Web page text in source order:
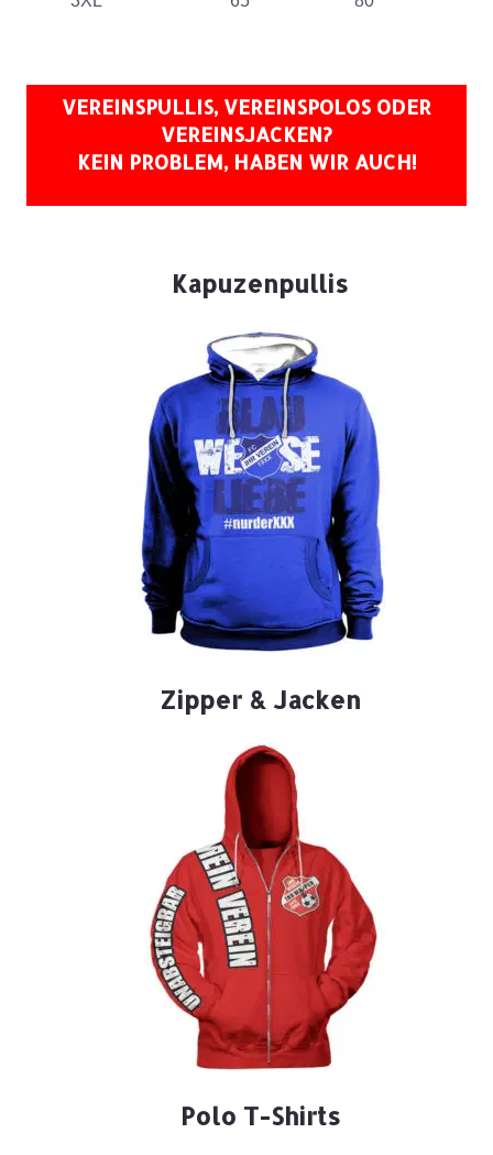
VEREINSPULLIS, VEREINSPOLOS ODER
VEREINSJACKEN?
KEIN PROBLEM, HABEN WIR AUCH!
Kapuzenpullis
Zipper & Jacken
Polo T-Shirts